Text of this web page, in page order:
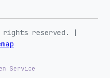
rights reserved. |
Service